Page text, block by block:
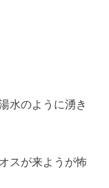
水のように湧き
スが来ようが怖